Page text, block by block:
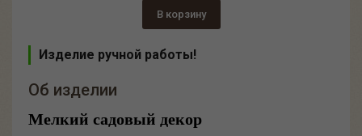
В корзину
Изделие ручной работы!
Об изделии
Мелкий садовый декор